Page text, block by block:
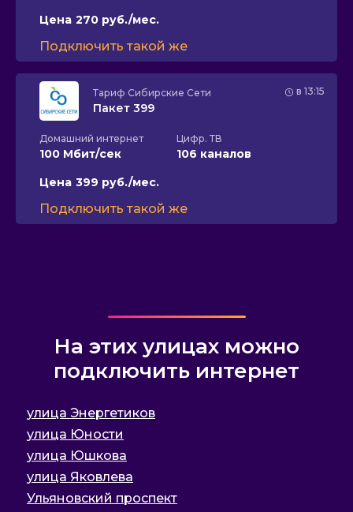
Цена 270 руб./мес.
Подключить такой же
в 13:15
Тариф Сибирские Сети
Пакет 399
Домашний интернет
100 Мбит/сек
Цифр. ТВ
106 каналов
Цена 399 руб./мес.
Подключить такой же
На этих улицах можно
подключить интернет
улица Энергетиков
улица Юности
улица Юшкова
улица Яковлева
Ульяновский проспект